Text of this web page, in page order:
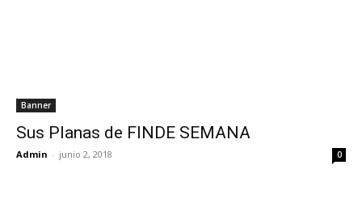
Banner
Sus Planas de FINDE SEMANA
Admin - junio 2, 2018 0